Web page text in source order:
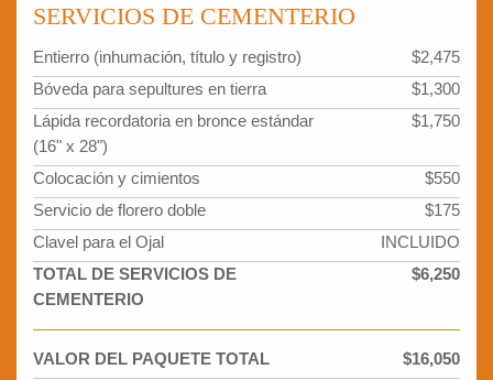
SERVICIOS DE CEMENTERIO
Entierro (inhumación, título y registro)
$2,475
Bóveda para sepultures en tierra
$1,300
Lápida recordatoria en bronce estándar
(16" x 28")
$1,750
Colocación y cimientos
$550
Servicio de florero doble
$175
Clavel para el Ojal
INCLUIDO
TOTAL DE SERVICIOS DE
CEMENTERIO
$6,250
VALOR DEL PAQUETE TOTAL
$16,050